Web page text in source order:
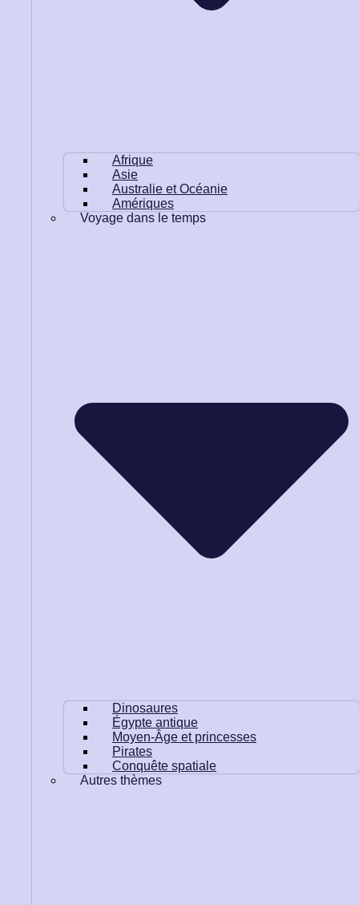
Afrique
Asie
Australie et Océanie
Amériques
Voyage dans le temps
Dinosaures
Égypte antique
Moyen-Âge et princesses
Pirates
Conquête spatiale
Autres thèmes